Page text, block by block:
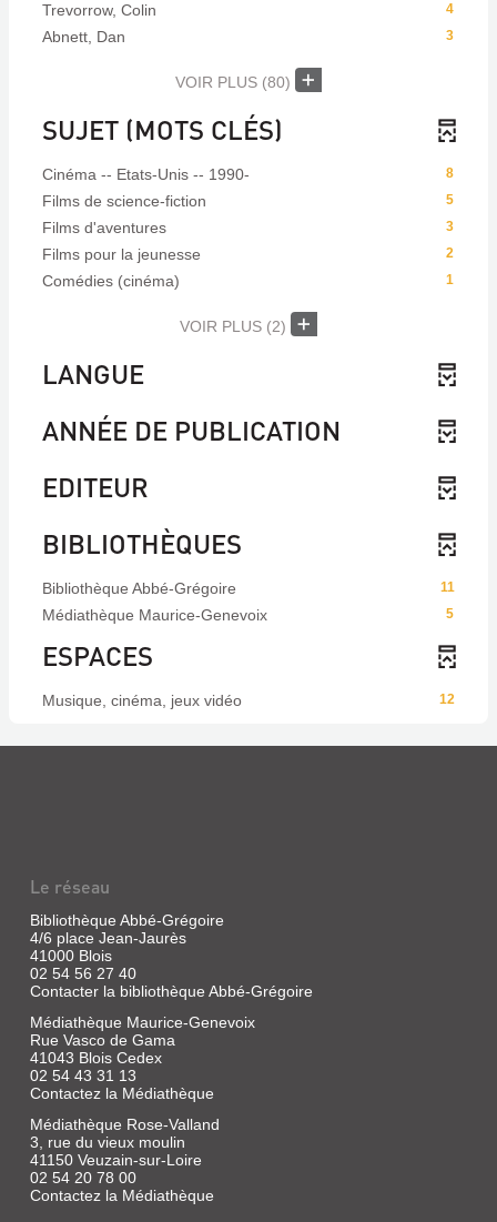
4
Trevorrow, Colin
3
Abnett, Dan
VOIR PLUS (80)
SUJET (MOTS CLÉS)
8
Cinéma -- Etats-Unis -- 1990-
5
Films de science-fiction
3
Films d'aventures
2
Films pour la jeunesse
1
Comédies (cinéma)
VOIR PLUS (2)
LANGUE
ANNÉE DE PUBLICATION
EDITEUR
BIBLIOTHÈQUES
11
Bibliothèque Abbé-Grégoire
5
Médiathèque Maurice-Genevoix
ESPACES
12
Musique, cinéma, jeux vidéo
Le réseau
Bibliothèque Abbé-Grégoire
4/6 place Jean-Jaurès
41000 Blois
02 54 56 27 40
Contacter la bibliothèque Abbé-Grégoire
Médiathèque Maurice-Genevoix
Rue Vasco de Gama
41043 Blois Cedex
02 54 43 31 13
Contactez la Médiathèque
Médiathèque Rose-Valland
3, rue du vieux moulin
41150 Veuzain-sur-Loire
02 54 20 78 00
Contactez la Médiathèque